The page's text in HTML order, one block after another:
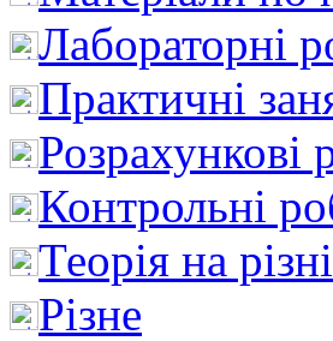
Лабораторні
Практичні
Розрахункові
Контрольні
Теорія на
Різне